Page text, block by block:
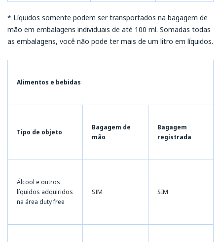
* Líquidos somente podem ser transportados na bagagem de
mão em embalagens individuais de até 100 ml. Somadas todas
as embalagens, você não pode ter mais de um litro em líquidos.
Alimentos e bebidas
Tipo de objeto
Bagagem de
mão
Bagagem
registrada
Álcool e outros
líquidos adquiridos
na área duty free
SIM SIM